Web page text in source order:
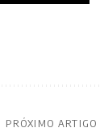
PRÓXIMO ARTIGO